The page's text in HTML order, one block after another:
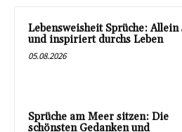
Lebensweisheit Sprüche: Allein
und inspiriert durchs Leben
05.08.2026
Sprüche am Meer sitzen: Die
schönsten Gedanken und